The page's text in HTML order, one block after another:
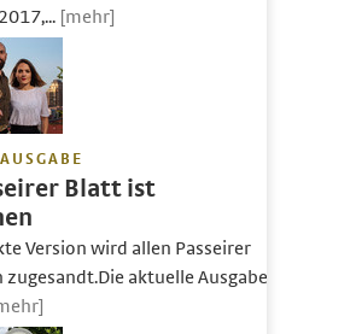
[mehr]
Blatt ist
Version wird allen Passeirer
zugesandt.Die aktuelle Ausgabe